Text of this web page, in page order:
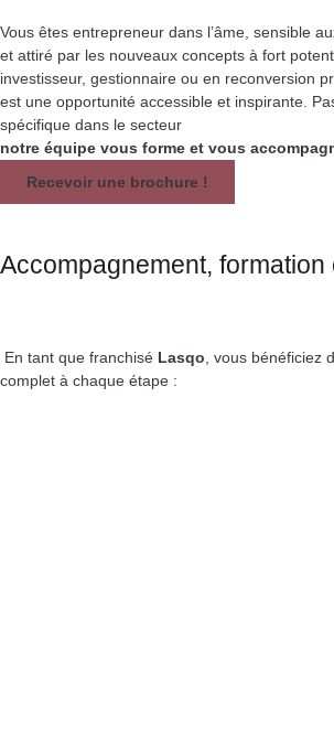
Vous êtes entrepreneur dans l’âme, sensible
et attiré par les nouveaux concepts à fort
investisseur, gestionnaire ou en reconversion
est une opportunité accessible et inspirante.
spécifique dans le secteur
notre équipe vous forme et vous
Recevoir une brochure !
Accompagnement, formation
En tant que franchisé Lasqo, vous bénéficiez
complet à chaque étape :